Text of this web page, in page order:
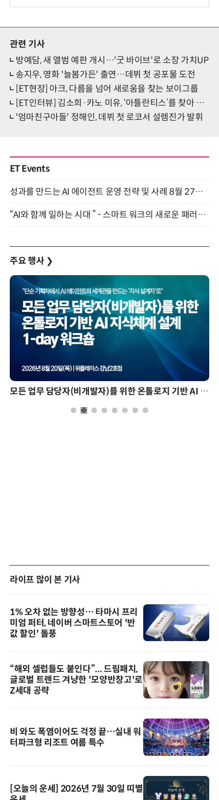
관련 기사
방예담, 새 앨범 예판 개시…'굿 바이브'로 소장 가치UP
송지우, 영화 '늘봄가든' 출연…데뷔 첫 공포물 도전
[ET현장] 아크, 다름을 넘어 새로움을 찾는 보이그룹
[ET인터뷰] 김소희·카노 미유, ‘아틀란티스’를 찾아 떠나는 두 ‘여우’
'엄마친구아들' 정해인, 데뷔 첫 로코서 설렘진가 발휘
ET Events
성과를 만드는 AI 에이전트 운영 전략 및 사례 8월 27일 개최
“AI와 함께 일하는 시대 ” - 스마트 워크의 새로운 패러다임 (9/11)
주요 행사 ❯
모든 업무 담당자(비개발자)를 위한 온톨로지 기반 AI 지식체계 설계 1-day 워크숍
라이프 많이 본 기사
1% 오차 없는 방향성… 타마시 프리
미엄 퍼터, 네이버 스마트스토어 '반
값 할인' 돌풍
“해외 셀럽들도 붙인다”... 드림패치,
글로벌 트렌드 겨냥한 '모양반창고'로
Z세대 공략
비 와도 폭염이어도 걱정 끝…실내 워
터파크형 리조트 여름 특수
[오늘의 운세] 2026년 7월 30일 띠별